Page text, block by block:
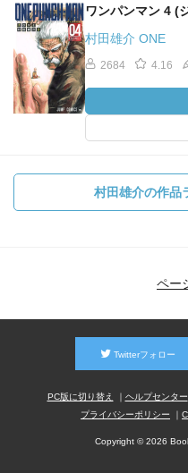
ワンパンマン 4 (
村田雄介 ONE
2684 4.16
村田雄介の作品
ペー
Twitterフォロー
PC版に切り替え ヘルプセンター
プライバシーポリシー
Copyright © 2026